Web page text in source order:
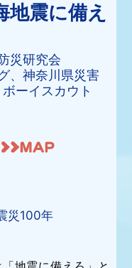
地震に備え
災研究会
、神奈川県災害
ーイスカウト
災100年